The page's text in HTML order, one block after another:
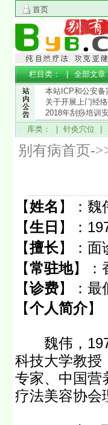
首页
栏目类： |全部文章
本站ICP和公安备
关于开展上门经
2018年刮痧培训
库类： | 针灸穴位
别有病首页-
【姓名 】： 魏
【生日 】：
【擅长】： 面
【常驻地】：
【诊费】： 最
【个人简介】
魏伟，
科技大学教授
专家、中国营
疗法美容协会